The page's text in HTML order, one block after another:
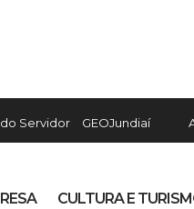
Servidor GEOJundiaí
CULTURA E